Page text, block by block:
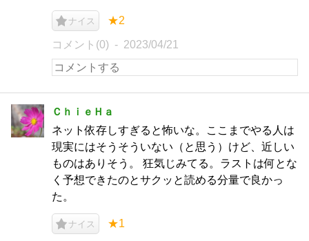
ナイス ★2
コメント(0) 2023/04/21
ＣｈｉｅＨａ
ネット依存しすぎると怖いな。ここまでやる人は
現実にはそうそういない（と思う）けど、近しい
ものはありそう。 狂気じみてる。ラストは何とな
く予想できたのとサクッと読める分量で良かっ
た。
ナイス ★1